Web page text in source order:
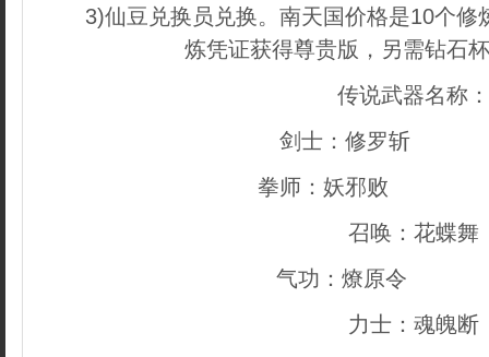
3)仙豆兑换员兑换。南天国价格是10个修
炼凭证获得尊贵版，另需钻石
传说武器名称：
剑士：修罗斩
拳师：妖邪败
召唤：花蝶舞
气功：燎原令
力士：魂魄断